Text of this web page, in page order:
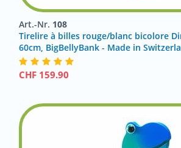
Art.-Nr. 108
Tirelire à billes rouge/blanc bicolore
60cm, BigBellyBank - Made in
CHF 159.90